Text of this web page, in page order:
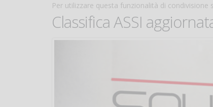
Per utilizzare questa funzionalità di condivisione
Classifica ASSI